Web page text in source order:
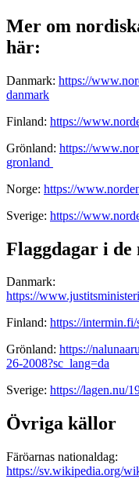
Mer om
här:
Danmark: https://
danmark
Finland: https://
Grönland: https://
gronland
Norge: https://
Sverige: https://
Flaggdagar i
Danmark:
https://
Finland: https://
Grönland: https://
26-2008?sc_lang=da
Sverige: https://lagen.nu/
Övriga källor
Färöarnas nationaldag:
https://sv.wikipedia.org/